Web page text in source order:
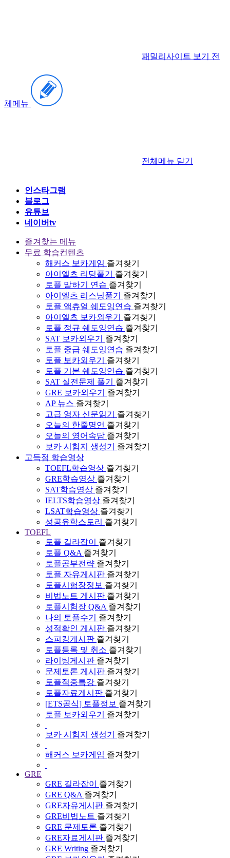
패밀리사이트 보기 전
체메뉴
전체메뉴 닫기
인스타그램
블로그
유튜브
네이버tv
즐겨찾는 메뉴
무료 학습컨텐츠
해커스 보카게임 즐겨찾기
아이엘츠 리딩풀기
즐겨찾기
토플 말하기 연습 즐겨찾기
아이엘츠 리스닝풀기
즐겨찾기
토플 액츄얼 쉐도잉연습 즐겨찾기
아이엘츠 보카외우기
즐겨찾기
토플 정규 쉐도잉연습 즐겨찾기
SAT 보카외우기
즐겨찾기
토플 중급 쉐도잉연습 즐겨찾기
토플 보카외우기
즐겨찾기
토플 기본 쉐도잉연습 즐겨찾기
SAT 실전문제 풀기
즐겨찾기
GRE 보카외우기
즐겨찾기
AP 뉴스 즐겨찾기
고급 영자 신문읽기
즐겨찾기
오늘의 한줄명언 즐겨찾기
오늘의 영어속담 즐겨찾기
보카 시험지 생성기
즐겨찾기
고득점 학습영상
TOEFL학습영상 즐겨찾기
GRE학습영상 즐겨찾기
SAT학습영상 즐겨찾기
IELTS학습영상 즐겨찾기
LSAT학습영상 즐겨찾기
성공유학스토리 즐겨찾기
TOEFL
토플 길라잡이
즐겨찾기
토플 Q&A 즐겨찾기
토플공부전략 즐겨찾기
토플 자유게시판 즐겨찾기
토플시험장정보 즐겨찾기
비법노트 게시판 즐겨찾기
토플시험장 Q&A 즐겨찾기
나의 토플수기
즐겨찾기
성적확인 게시판 즐겨찾기
스피킹게시판 즐겨찾기
토플등록 및 취소 즐겨찾기
라이팅게시판 즐겨찾기
문제토론 게시판 즐겨찾기
토플적중특강 즐겨찾기
토플자료게시판 즐겨찾기
[ETS공식] 토플정보 즐겨찾기
토플 보카외우기
즐겨찾기
보카 시험지 생성기 즐겨찾기
해커스 보카게임 즐겨찾기
GRE
GRE 길라잡이
즐겨찾기
GRE Q&A 즐겨찾기
GRE자유게시판 즐겨찾기
GRE비법노트 즐겨찾기
GRE 문제토론 즐겨찾기
GRE자료게시판 즐겨찾기
GRE Writing 즐겨찾기